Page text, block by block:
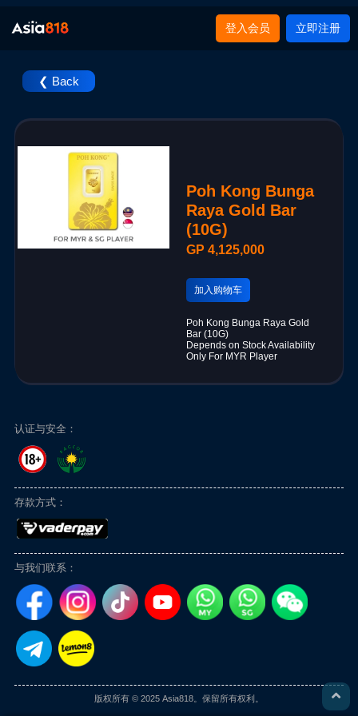
登入会员 立即注册
❮ Back
Poh Kong Bunga
Raya Gold Bar
(10G)
GP 4,125,000
加入购物车
Poh Kong Bunga Raya Gold
Bar (10G)
Depends on Stock Availability
Only For MYR Player
认证与安全：
存款方式：
与我们联系：
版权所有 © 2025 Asia818。保留所有权利。